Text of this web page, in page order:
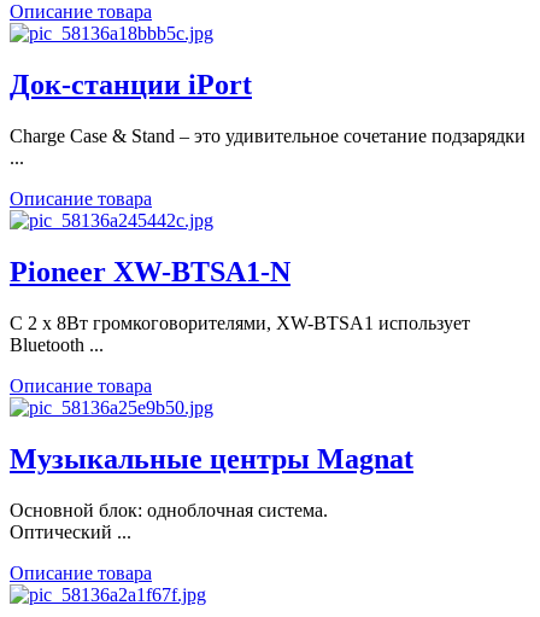
Описание товара
Док-станции iPort
Charge Case & Stand – это удивительное сочетание подзарядки
...
Описание товара
Pioneer XW-BTSA1-N
С 2 x 8Вт громкоговорителями, XW-BTSА1 использует
Bluetooth ...
Описание товара
Музыкальные центры Magnat
Основной блок: одноблочная система.
Оптический ...
Описание товара